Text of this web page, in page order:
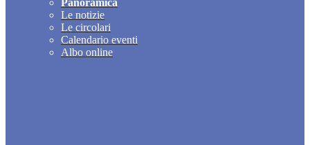
Panoramica
Le notizie
Le circolari
Calendario eventi
Albo online